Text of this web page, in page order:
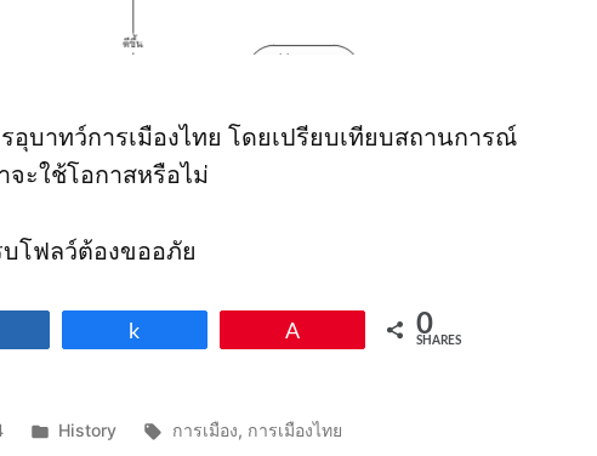
อุบาทว์การเมืองไทย โดยเปรียบเทียบสถานการณ์
ะใช้โอกาสหรือไม่
โฟลว์ต้องขออภัย
0
SHARES
Posted
History Tags:
การเมือง, การเมืองไทย